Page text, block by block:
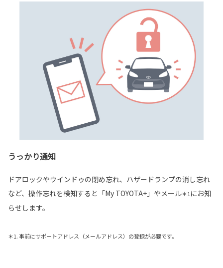
うっかり通知
ドアロックやウインドゥの閉め忘れ、ハザードランプの消し忘れ
など、操作忘れを検知すると「My TOYOTA+」やメール＊1 にお知
らせします。
＊1. 事前にサポートアドレス（メールアドレス）の登録が必要です。